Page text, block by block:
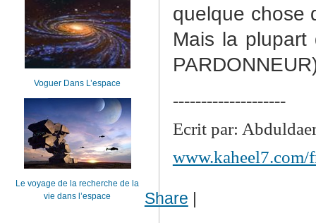
quelque chose
Mais la plupart
--------------------
Ecrit par:
www.kaheel7.com/
Share |
Voguer Dans L’espace
Le voyage de la recherche de la
vie dans l’espace